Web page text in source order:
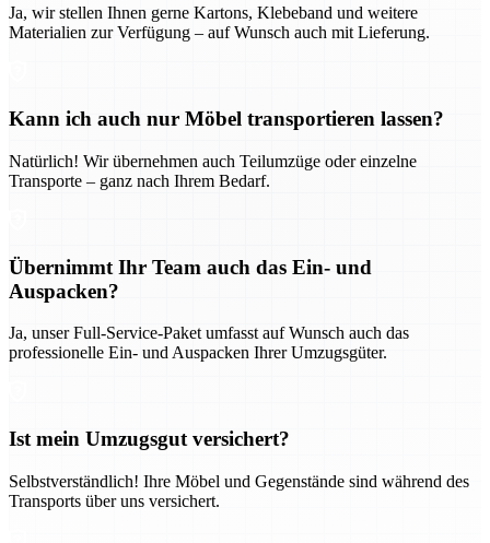
Ja, wir stellen Ihnen gerne Kartons, Klebeband und weitere
Materialien zur Verfügung – auf Wunsch auch mit Lieferung.
Kann ich auch nur Möbel transportieren lassen?
Natürlich! Wir übernehmen auch Teilumzüge oder einzelne
Transporte – ganz nach Ihrem Bedarf.
Übernimmt Ihr Team auch das Ein- und
Auspacken?
Ja, unser Full-Service-Paket umfasst auf Wunsch auch das
professionelle Ein- und Auspacken Ihrer Umzugsgüter.
Ist mein Umzugsgut versichert?
Selbstverständlich! Ihre Möbel und Gegenstände sind während des
Transports über uns versichert.